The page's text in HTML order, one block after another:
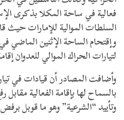
فعالية في ساحة المكلا بذكرى
السلطات الموالية للإمارات حيث
وإقتحام الساحة الإثنين
لتيارات الحراك الموالي للعدوان
وأضافت المصادر أن قيادات في
بالسماح لها بإقامة الفعالية
وتأييد “الشرعية” وهو ما قوبل